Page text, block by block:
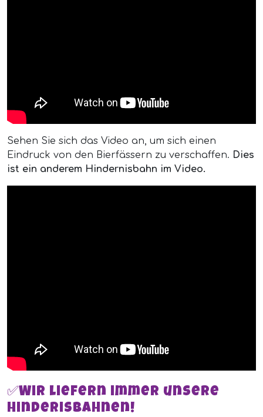
Sehen Sie sich das Video an, um sich einen
Eindruck von den Bierfässern zu verschaffen. Dies
ist ein anderem Hindernisbahn im Video.
✅Wir liefern immer unsere
Hinderisbahnen!